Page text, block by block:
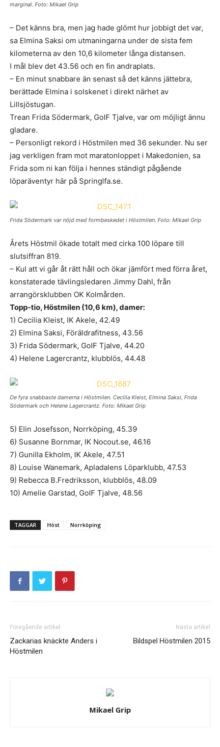
marginal. Foto: Mikael Grip
– Det känns bra, men jag hade glömt hur jobbigt det var,
sa Elmina Saksi om utmaningarna under de sista fem
kilometerna av den 10,6 kilometer långa distansen.
I mål blev det 43.56 och en fin andraplats.
– En minut snabbare än senast så det känns jättebra,
berättade Elmina i solskenet i direkt närhet av
Lillsjöstugan.
Trean Frida Södermark, GoIF Tjalve, var om möjligt ännu
gladare.
– Personligt rekord i Höstmilen med 36 sekunder. Nu ser
jag verkligen fram mot maratonloppet i Makedonien, sa
Frida som ni kan följa i hennes ständigt pågående
löparäventyr här på Springlfa.se.
Frida Södermark var nöjd med formbeskedet i Höstmilen. Foto: Mikael Grip
Årets Höstmil ökade totalt med cirka 100 löpare till
slutsiffran 819.
– Kul att vi går åt rätt håll och ökar jämfört med förra året,
konstaterade tävlingsledaren Jimmy Dahl, från
arrangörsklubben OK Kolmården.
Topp-tio, Höstmilen (10,6 km), damer:
1) Cecilia Kleist, IK Akele, 42.49
2) Elmina Saksi, Föräldrafitness, 43.56
3) Frida Södermark, GoIF Tjalve, 44.20
4) Helene Lagercrantz, klubblös, 44.48
De fyra snabbaste damerna i Höstmilen. Cecilia Kleist, Elmina Saksi, Frida
Södermark och Helene Lagercrantz. Foto: Mikael Grip
5) Elin Josefsson, Norrköping, 45.39
6) Susanne Bornmar, IK Nocout.se, 46.16
7) Gunilla Ekholm, IK Akele, 47.51
8) Louise Wanemark, Apladalens Löparklubb, 47.53
9) Rebecca B.Fredriksson, klubblös, 48.09
10) Amelie Garstad, GoIF Tjalve, 48.56
TAGGAR Höst Norrköping
Föregående artikel
Zackarias knäckte Anders i
Höstmilen
Nästa artikel
Bildspel Höstmilen 2015
Mikael Grip